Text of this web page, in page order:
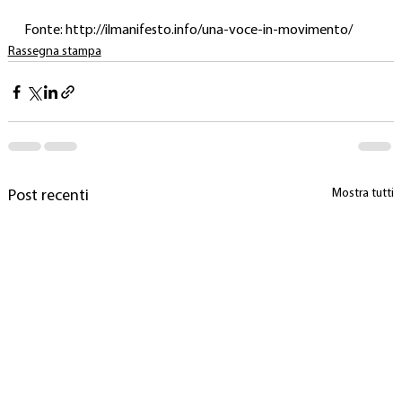
Fonte: http://ilmanifesto.info/una-voce-in-movimento/
Rassegna stampa
Post recenti Mostra tutti